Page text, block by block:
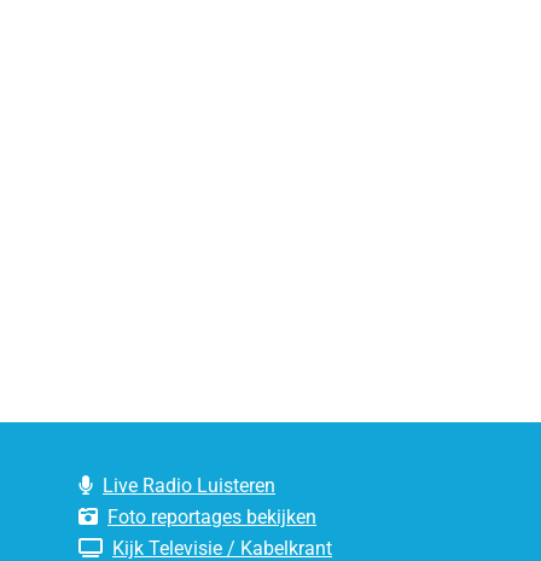
Live Radio Luisteren
Foto reportages bekijken
Kijk Televisie / Kabelkrant